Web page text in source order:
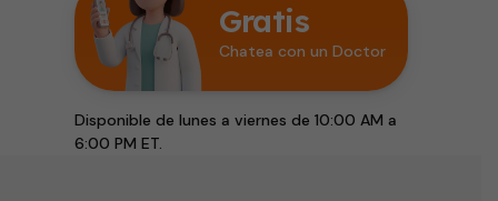
Gratis
Chatea con un Doctor
Disponible de lunes a viernes de 10:00 AM a
6:00 PM ET.